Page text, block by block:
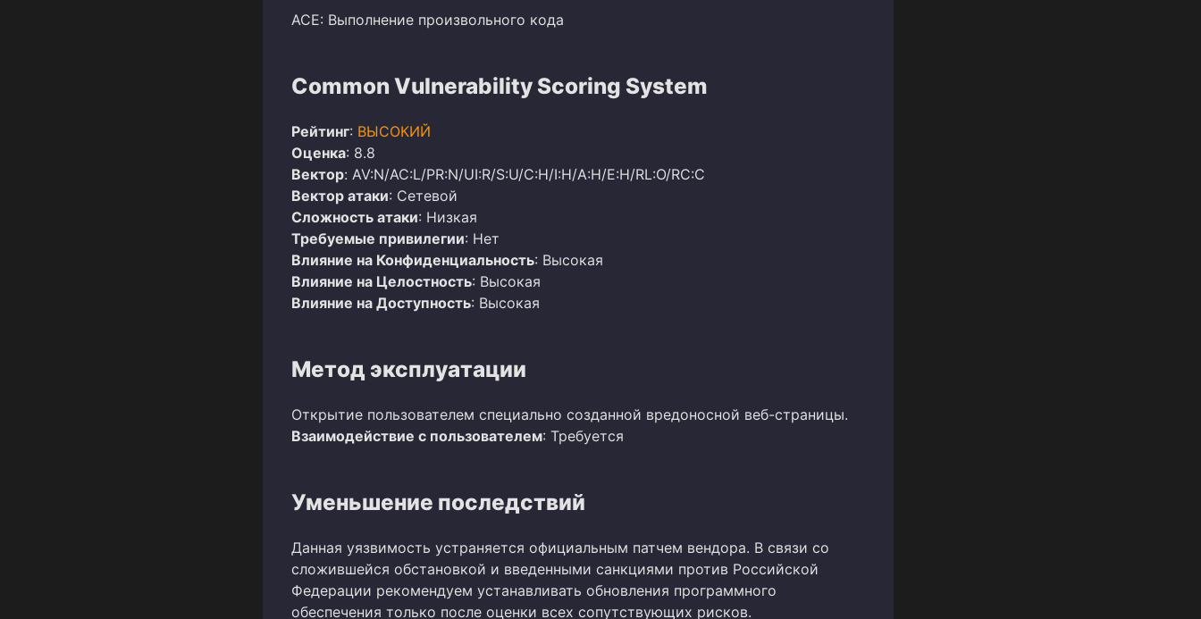
ACE: Выполнение произвольного кода
Common Vulnerability Scoring System
Рейтинг: ВЫСОКИЙ
Оценка: 8.8
Вектор: AV:N/AC:L/PR:N/UI:R/S:U/C:H/I:H/A:H/E:H/RL:O/RC:C
Вектор атаки: Сетевой
Сложность атаки: Низкая
Требуемые привилегии: Нет
Влияние на Конфиденциальность: Высокая
Влияние на Целостность: Высокая
Влияние на Доступность: Высокая
Метод эксплуатации
Открытие пользователем специально созданной вредоносной веб-страницы.
Взаимодействие с пользователем: Требуется
Уменьшение последствий
Данная уязвимость устраняется официальным патчем вендора. В связи со
сложившейся обстановкой и введенными санкциями против Российской
Федерации рекомендуем устанавливать обновления программного
обеспечения только после оценки всех сопутствующих рисков.